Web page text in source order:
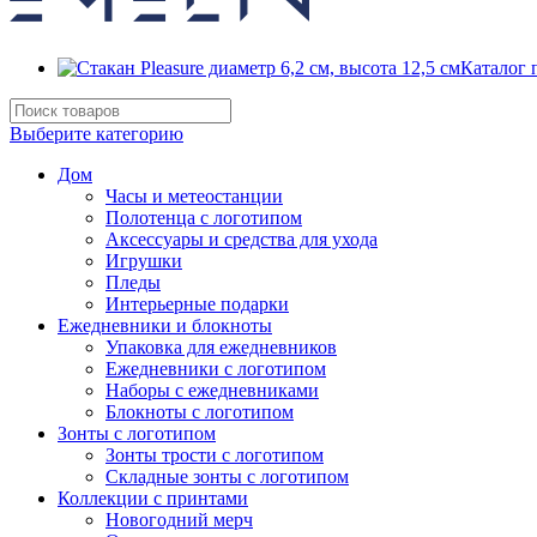
Каталог
Выберите категорию
Дом
Часы и метеостанции
Полотенца с логотипом
Аксессуары и средства для ухода
Игрушки
Пледы
Интерьерные подарки
Ежедневники и блокноты
Упаковка для ежедневников
Ежедневники с логотипом
Наборы с ежедневниками
Блокноты с логотипом
Зонты с логотипом
Зонты трости с логотипом
Складные зонты с логотипом
Коллекции с принтами
Новогодний мерч